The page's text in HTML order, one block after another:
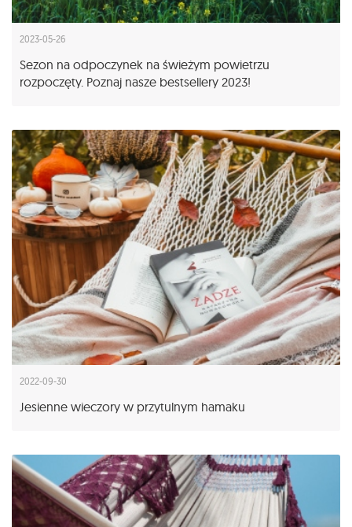
2023-05-26
Sezon na odpoczynek na świeżym powietrzu
rozpoczęty. Poznaj nasze bestsellery 2023!
2022-09-30
Jesienne wieczory w przytulnym hamaku